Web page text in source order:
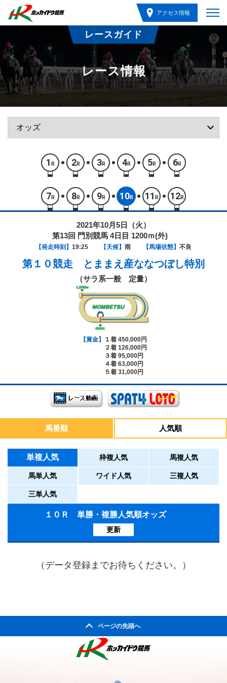
アクセス情報
レースガイド
レース情報
1 R 2R 3R 4R 5R 6R
7 R 8R 9R 10R 11 R 12R
2021年10月5日（火）
第13回 門別競馬 4日目 1200ｍ(外)
【発走時刻】 19:25 【天候】 雨 【馬場状態】 不良
第１０競走 とままえ産ななつぼし特別
（サラ系一般 定量）
【賞金】
１着 450,000円
２着 126,000円
３着 95,000円
４着 63,000円
５着 31,000円
馬番順 人気順
単複人気 枠複人気 馬複人気
馬単人気 ワイド人気 三複人気
三単人気
１０Ｒ 単勝・複勝人気順オッズ
更新
（データ登録までお待ちください。）
ページの先頭へ